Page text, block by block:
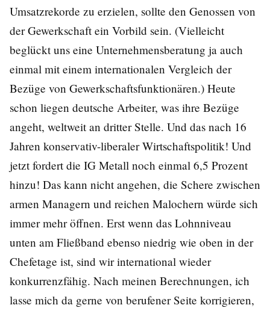
Umsatzrekorde zu erzielen, sollte den Genossen von
der Gewerkschaft ein Vorbild sein. (Vielleicht
beglückt uns eine Unternehmensberatung ja auch
einmal mit einem internationalen Vergleich der
Bezüge von Gewerkschaftsfunktionären.) Heute
schon liegen deutsche Arbeiter, was ihre Bezüge
angeht, weltweit an dritter Stelle. Und das nach 16
Jahren konservativ-liberaler Wirtschaftspolitik! Und
jetzt fordert die IG Metall noch einmal 6,5 Prozent
hinzu! Das kann nicht angehen, die Schere zwischen
armen Managern und reichen Malochern würde sich
immer mehr öffnen. Erst wenn das Lohnniveau
unten am Fließband ebenso niedrig wie oben in der
Chefetage ist, sind wir international wieder
konkurrenzfähig. Nach meinen Berechnungen, ich
lasse mich da gerne von berufener Seite korrigieren,